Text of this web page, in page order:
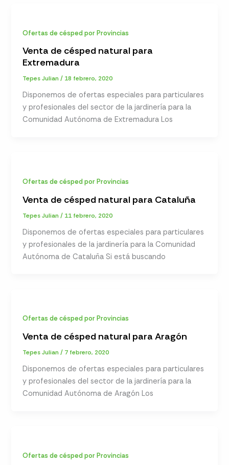
Ofertas de césped por Provincias
Venta de césped natural para
Extremadura
Tepes Julian/ 18 febrero, 2020
Disponemos de ofertas especiales para particulares
y profesionales del sector de la jardinería para la
Comunidad Autónoma de Extremadura Los
Ofertas de césped por Provincias
Venta de césped natural para Cataluña
Tepes Julian/ 11 febrero, 2020
Disponemos de ofertas especiales para particulares
y profesionales de la jardinería para la Comunidad
Autónoma de Cataluña Si está buscando
Ofertas de césped por Provincias
Venta de césped natural para Aragón
Tepes Julian/ 7 febrero, 2020
Disponemos de ofertas especiales para particulares
y profesionales del sector de la jardinería para la
Comunidad Autónoma de Aragón Los
Ofertas de césped por Provincias